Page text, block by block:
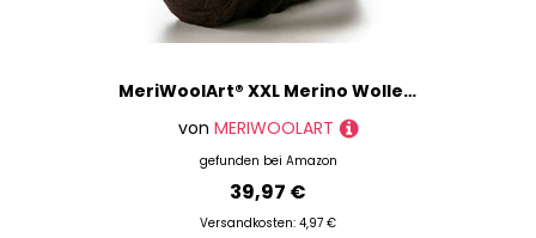
MeriWoolArt® XXL Merino Wolle Garn 100% Schurwolle (4-5cm Stärke), Extra Dicke Filzwolle für Trocken- & Nassfilzen, Armstricken, DIY Decke für Baby & Erwachsene – Aubergine, 1kg
von MERIWOOLART
gefunden bei Amazon
39,97 €
Versandkosten: 4,97 €